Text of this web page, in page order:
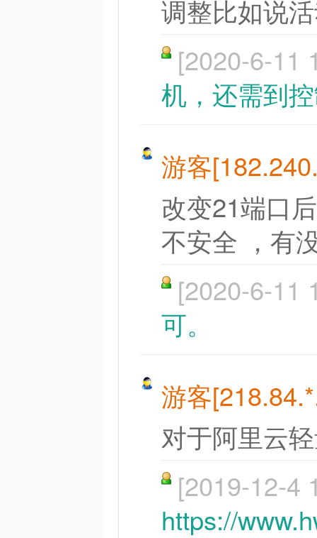
调整比如说
[2020-6-11
机，还需到
游客
改变21端口
不安全 ，有
[2020-6-11
可。
游客
对于阿里云
[2019-12-4
https://